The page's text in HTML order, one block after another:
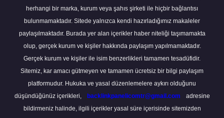
herhangi bir marka, kurum veya şahıs şirketi ile hiçbir bağlantısı
bulunmamaktadır. Sitede yalnızca kendi hazırladığımız makaleler
paylaşılmaktadır. Burada yer alan içerikler haber niteliği taşımamakta
olup, gerçek kurum ve kişiler hakkında paylaşım yapılmamaktadır.
Gerçek kurum ve kişiler ile isim benzerlikleri tamamen tesadüfidir.
Sitemiz, kar amacı gütmeyen ve tamamen ücretsiz bir bilgi paylaşım
platformudur. Hukuka ve yasal düzenlemelere aykırı olduğunu
düşündüğünüz içerikleri,
backlinkpanelicomtr@gmail.com
adresine
bildirmeniz halinde, ilgili içerikler yasal süre içerisinde sitemizden